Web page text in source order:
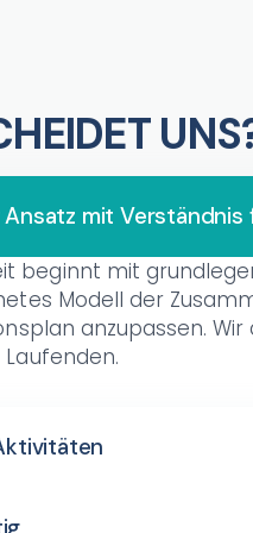
mit Verständnis
beginnt mit
Modell der
anzupassen.